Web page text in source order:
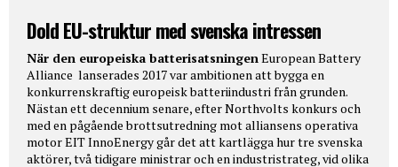
Dold EU-struktur med svenska intressen
När den europeiska batterisatsningenEuropean Battery
Alliance lanserades 2017 var ambitionen att bygga en
konkurrenskraftig europeisk batteriindustri från grunden.
Nästan ett decennium senare, efter Northvolts konkurs och
med en pågående brottsutredning mot alliansens operativa
motor EIT InnoEnergy går det att kartlägga hur tre svenska
aktörer, två tidigare ministrar och en industristrateg, vid olika